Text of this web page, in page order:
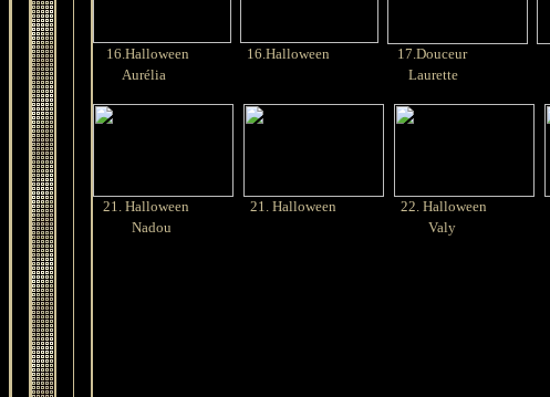
16.Halloween 16.Halloween 17.Douceur
Aurélia
Laurette
21. Halloween 21. Halloween 22. Halloween
Nadou
Valy